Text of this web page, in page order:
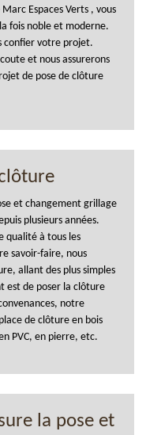
Espaces Verts , vous
fois noble et moderne.
confier votre projet.
et nous assurerons
de pose de clôture
et changement grillage
plusieurs années.
qualité à tous les
savoir-faire, nous
allant des plus simples
est de poser la clôture
notre
de clôture en bois
PVC, en pierre, etc.
la pose et